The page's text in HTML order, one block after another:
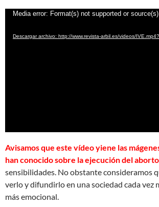
Reproductor
vídeo
Media error: Format(s) not supported or
Descargar archivo: http://www.revista-arbil.es/videos/
Avisamos que este vídeo yiene las
han conocido sobre la ejecución del
sensibilidades. No obstante consideramos
verlo y difundirlo en una sociedad cada vez
más emocional.